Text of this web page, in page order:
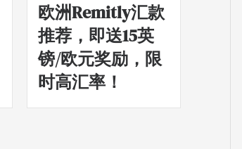
欧洲Remitly汇款
推荐，即送15英
镑/欧元奖励，限
时高汇率！